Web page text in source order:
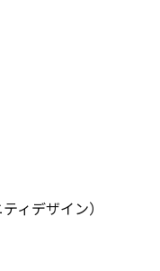
ィデザイン）